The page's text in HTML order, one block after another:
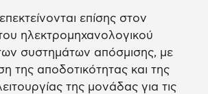
επίσης στον
ηλεκτρομηχανολογικού
συστημάτων απόσμισης, με
της αποδοτικότητας και της
της μονάδας για τις